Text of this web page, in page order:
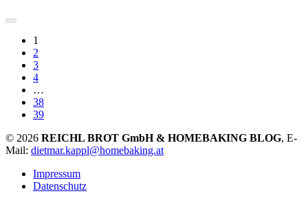
1
2
3
4
…
38
39
© 2026 REICHL BROT GmbH & HOMEBAKING BLOG, E-
Mail: dietmar.kappl@homebaking.at
Impressum
Datenschutz